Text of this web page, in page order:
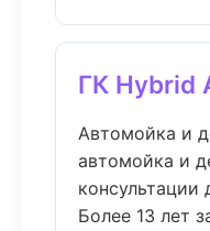
ГК Hybrid
Автомойка и
автомойка и
Более 13 лет